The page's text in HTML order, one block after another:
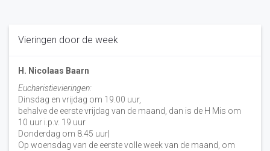
Vieringen door de week
H. Nicolaas Baarn
Eucharistievieringen:
Dinsdag en vrijdag om 19.00 uur,
behalve de eerste vrijdag van de maand, dan is de H Mis om
10 uur i.p.v. 19 uur
Donderdag om 8.45 uur|
Op woensdag van de eerste volle week van de maand, om